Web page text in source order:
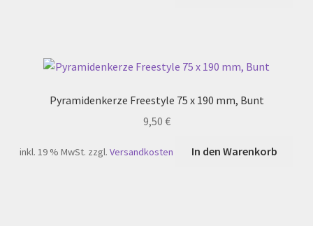
Pyramidenkerze Freestyle 75 x 190 mm, Bunt
9,50 €
inkl. 19 % MwSt. zzgl.Versandkosten In den Warenkorb